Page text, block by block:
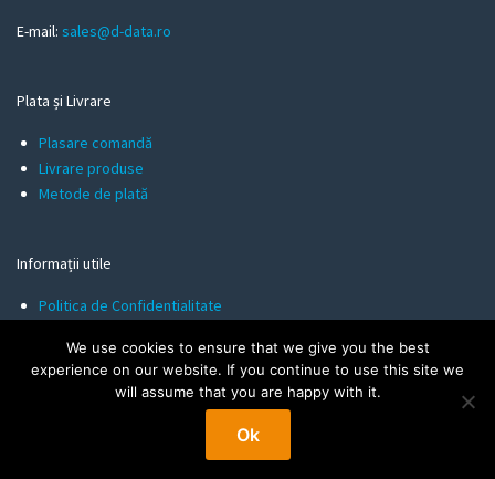
E-mail: sales@d-data.ro
Plata și Livrare
Plasare comandă
Livrare produse
Metode de plată
Informații utile
Politica de Confidentialitate
Politica de Cookies
We use cookies to ensure that we give you the best
experience on our website. If you continue to use this site we
will assume that you are happy with it.
Ok